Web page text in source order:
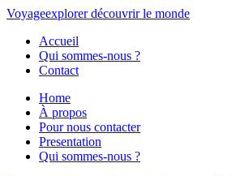
Voyageexplorer découvrirle monde
Accueil
Qui sommes-nous ?
Contact
Home
À propos
Pour nous contacter
Presentation
Qui sommes-nous ?